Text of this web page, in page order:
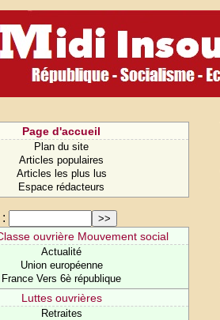
Page d'accueil
Plan du site
Articles populaires
Articles les plus lus
Espace rédacteurs
ouvrière Mouvement social
Actualité
Union européenne
France Vers 6è république
Luttes ouvrières
Retraites